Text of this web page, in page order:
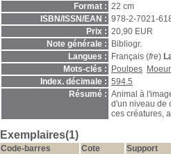
Format : 22 cm
ISBN/ISSN/EAN : 978-2-7021-
Prix : 20,90 EUR
Note générale : Bibliogr.
Langues : Français (fre)
Mots-clés : Poulpes
Index. décimale : 594.5
Résumé : Animal à
d'un niveau de
ces créatures,
Exemplaires(1)
Code-barres Cote Support